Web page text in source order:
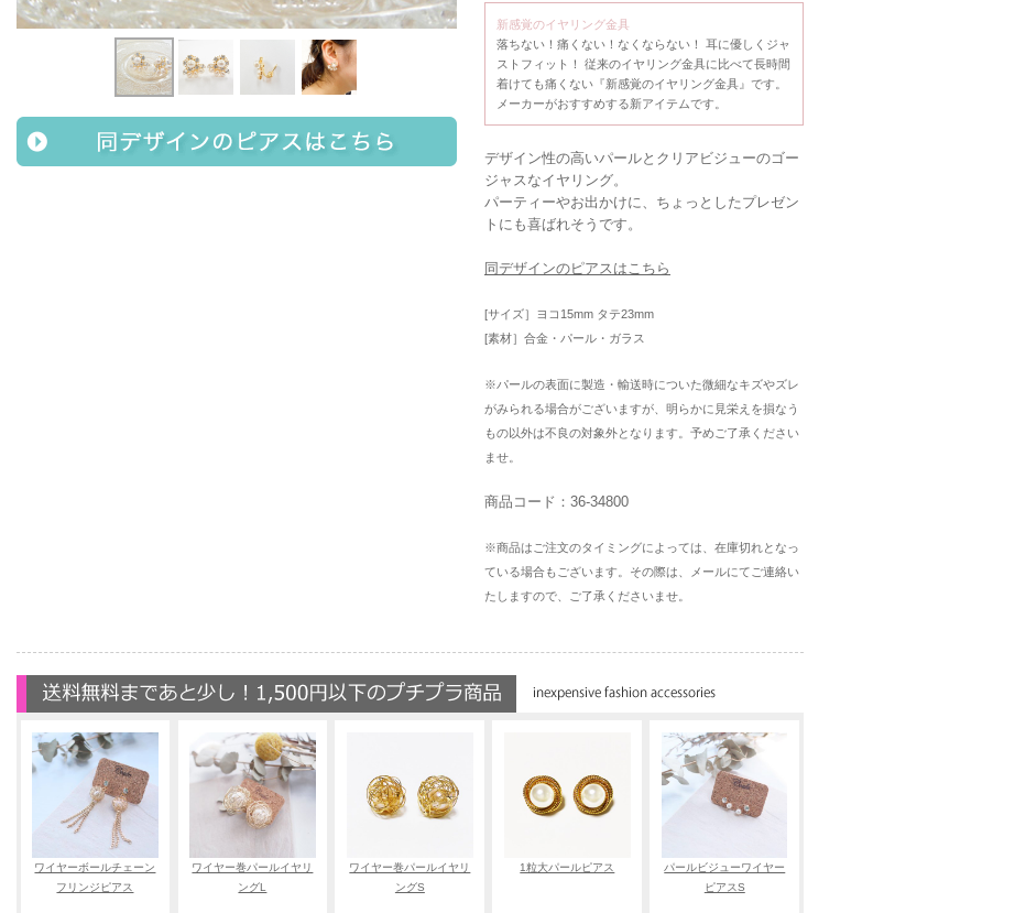
新感覚のイヤリング金具
落ちない！痛くない！なくならない！ 耳に優しくジャ
ストフィット！ 従来のイヤリング金具に比べて長時間
着けても痛くない『新感覚のイヤリング金具』です。
メーカーがおすすめする新アイテムです。
デザイン性の高いパールとクリアビジューのゴー
ジャスなイヤリング。
パーティーやお出かけに、ちょっとしたプレゼン
トにも喜ばれそうです。
同デザインのピアスはこちら
[サイズ］ヨコ15mm タテ23mm
[素材］合金・パール・ガラス
※パールの表面に製造・輸送時についた微細なキズやズレ
がみられる場合がございますが、明らかに見栄えを損なう
もの以外は不良の対象外となります。予めご了承ください
ませ。
商品コード：36-34800
※商品はご注文のタイミングによっては、在庫切れとなっ
ている場合もございます。その際は、メールにてご連絡い
たしますので、ご了承くださいませ。
ワイヤーボールチェーン
フリンジピアス
ワイヤー巻パールイヤリ
ングL
ワイヤー巻パールイヤリ
ングS
1粒大パールピアス
パールビジューワイヤー
ピアスS